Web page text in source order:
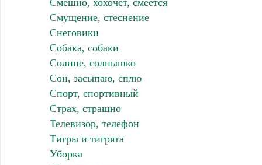
Смешно, хохочет, смеется
Смущение, стеснение
Снеговики
Собака, собаки
Солнце, солнышко
Сон, засыпаю, сплю
Спорт, спортивный
Страх, страшно
Телевизор, телефон
Тигры и тигрята
Уборка